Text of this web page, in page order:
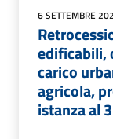
6 SETTEMBRE
edificabili,
carico
agricola,
istanza al